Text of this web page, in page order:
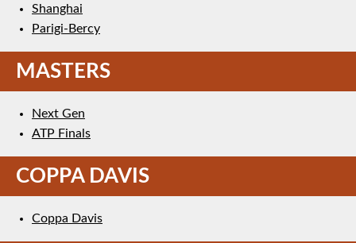
Shanghai
Parigi-Bercy
MASTERS
Next Gen
ATP Finals
COPPA DAVIS
Coppa Davis